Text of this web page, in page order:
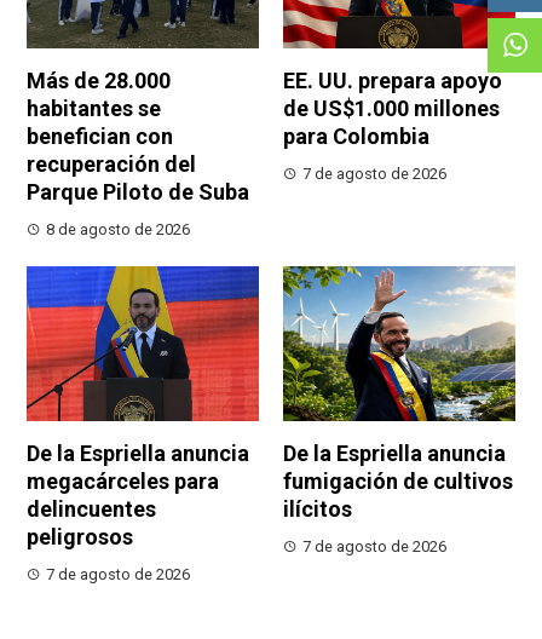
Más de 28.000
habitantes se
benefician con
recuperación del
Parque Piloto de Suba
8 de agosto de 2026
EE. UU. prepara apoyo
de US$1.000 millones
para Colombia
7 de agosto de 2026
De la Espriella anuncia
megacárceles para
delincuentes
peligrosos
7 de agosto de 2026
De la Espriella anuncia
fumigación de cultivos
ilícitos
7 de agosto de 2026